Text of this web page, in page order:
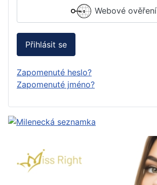
Webové ověření
Přihlásit se
Zapomenuté heslo?
Zapomenuté jméno?